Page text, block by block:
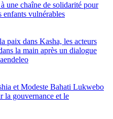
une chaîne de solidarité pour
enfants vulnérables
paix dans Kasha, les acteurs
la main après un dialogue
et Modeste Bahati Lukwebo
la gouvernance et le